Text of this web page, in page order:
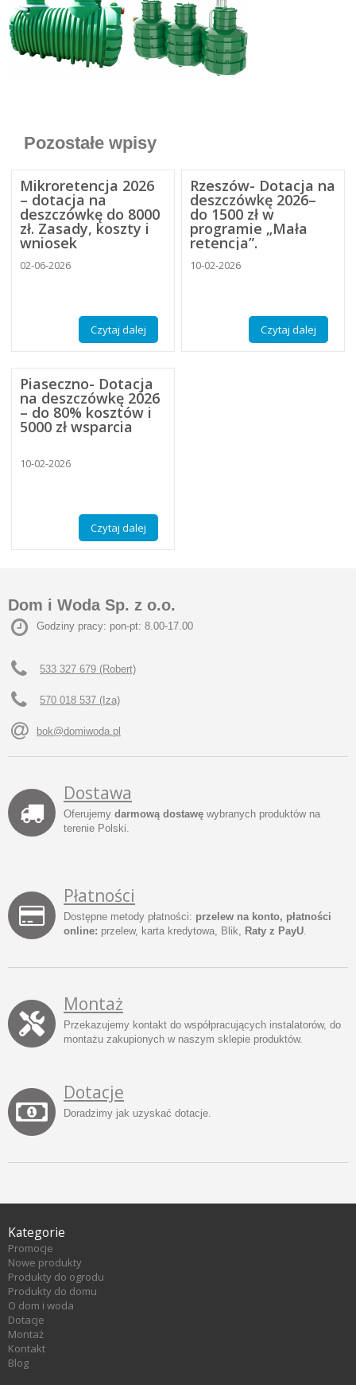
Pozostałe wpisy
Mikroretencja 2026
– dotacja na
deszczówkę do 8000
zł. Zasady, koszty i
wniosek
02-06-2026
Czytaj dalej
Rzeszów- Dotacja na
deszczówkę 2026–
do 1500 zł w
programie „Mała
retencja”.
10-02-2026
Czytaj dalej
Piaseczno- Dotacja
na deszczówkę 2026
– do 80% kosztów i
5000 zł wsparcia
10-02-2026
Czytaj dalej
Dom i Woda Sp. z o.o.
Godziny pracy: pon-pt: 8.00-17.00
533 327 679 (Robert)
570 018 537 (Iza)
bok@domiwoda.pl
Dostawa
Oferujemy darmową dostawę wybranych produktów na
terenie Polski.
Płatności
Dostępne metody płatności: przelew na konto, płatności
online: przelew, karta kredytowa, Blik, Raty z PayU.
Montaż
Przekazujemy kontakt do współpracujących instalatorów, do
montażu zakupionych w naszym sklepie produktów.
Dotacje
Doradzimy jak uzyskać dotacje.
Kategorie
Promocje
Nowe produkty
Produkty do ogrodu
Produkty do domu
O dom i woda
Dotacje
Montaż
Kontakt
Blog